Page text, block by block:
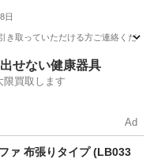
日
き取っていただける方ご連絡くだ
LOWYA
せない健康器具
限買取します
Ad
ァ 布張りタイプ (LB033